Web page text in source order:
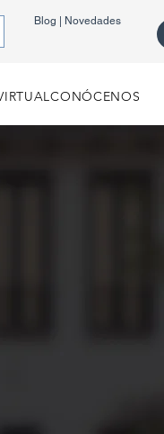
Blog | Novedades
CONÓCENOS